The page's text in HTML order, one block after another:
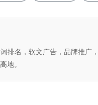
排名，软文广告，品牌推广
地。